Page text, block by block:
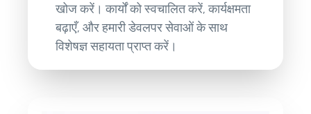
खोज करें। कार्यों को स्वचालित करें, कार्यक्षमता
बढ़ाएँ, और हमारी डेवलपर सेवाओं के साथ
विशेषज्ञ सहायता प्राप्त करें।